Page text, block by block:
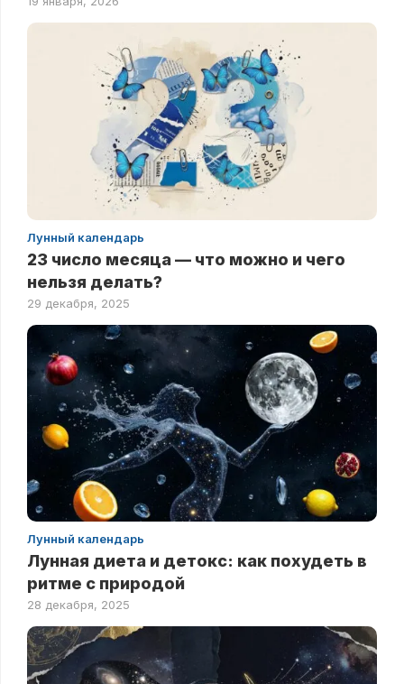
Лунный календарь
23 число месяца — что можно и чего
нельзя делать?
29 декабря, 2025
Лунный календарь
Лунная диета и детокс: как похудеть в
ритме с природой
28 декабря, 2025